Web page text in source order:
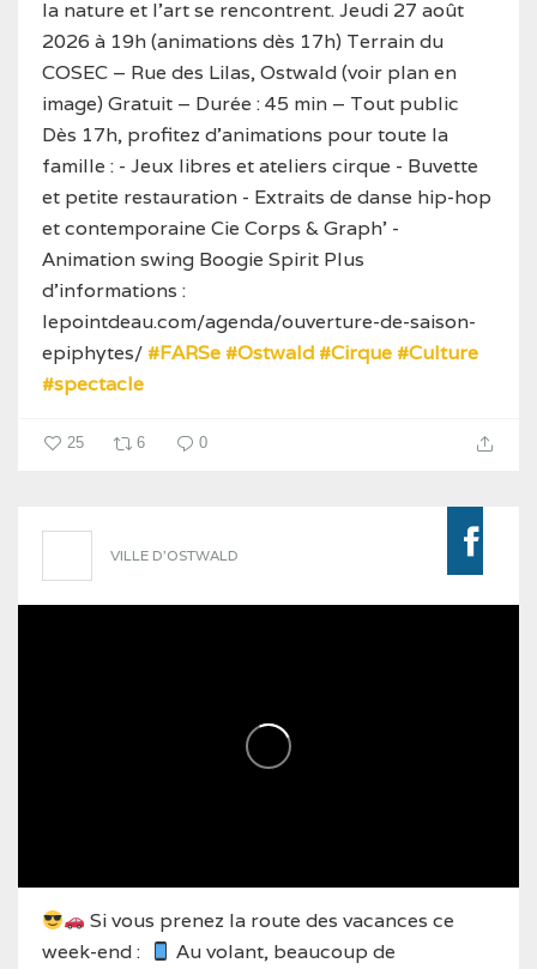
la nature et l’art se rencontrent.Jeudi 27 août
2026 à 19h (animations dès 17h) Terrain du
COSEC – Rue des Lilas, Ostwald (voir plan en
image) Gratuit – Durée : 45 min – Tout public
Dès 17h, profitez d’animations pour toute la
famille : - Jeux libres et ateliers cirque - Buvette
et petite restauration - Extraits de danse hip-hop
et contemporaine Cie Corps & Graph' -
Animation swing Boogie Spirit Plus
d’informations :
lepointdeau.com/agenda/ouverture-de-saison-
epiphytes/ #FARSe #Ostwald #Cirque #Culture
#spectacle
25 6 0
VILLE D'OSTWALD
Si vous prenez la route des vacances ce
week-end :
Au volant, beaucoup de